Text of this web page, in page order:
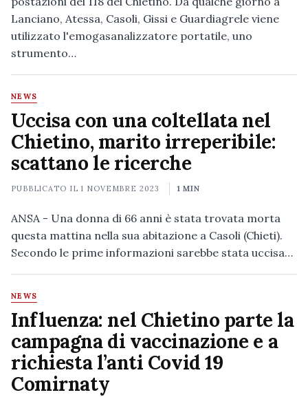
Lanciano, Atessa, Casoli, Gissi e Guardiagrele viene
utilizzato l'emogasanalizzatore portatile, uno
strumento…
NEWS
Uccisa con una coltellata nel
Chietino, marito irreperibile:
scattano le ricerche
PUBBLICATO IL1 NOVEMBRE 2023 1 MIN
ANSA - Una donna di 66 anni è stata trovata morta
questa mattina nella sua abitazione a Casoli (Chieti).
Secondo le prime informazioni sarebbe stata uccisa…
NEWS
Influenza: nel Chietino parte la
campagna di vaccinazione e a
richiesta l’anti Covid 19
Comirnaty